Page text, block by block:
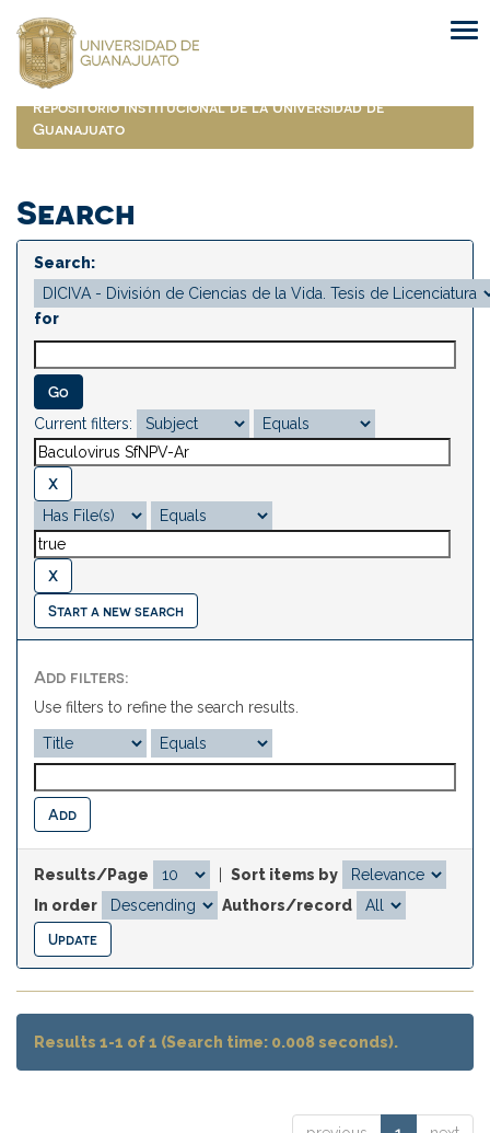
navigation
Repositorio Institucional de la Universidad de
Guanajuato
Search
Search:
for
Current filters:
Start a new search
Add filters:
Use filters to refine the search results.
Results/Page
Sort items by
In order
Authors/record
Results 1-1 of 1 (Search time: 0.008 seconds).